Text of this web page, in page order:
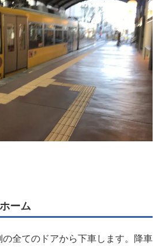
ーム
全てのドアから下車します。降車